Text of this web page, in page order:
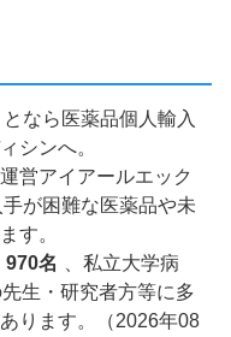
なら医薬品個人輸入
シンへ。
営アイアールエック
が困難な医薬品や未
す。
970名
、私立大学病
生・研究者方等に多
ります。（2026年08